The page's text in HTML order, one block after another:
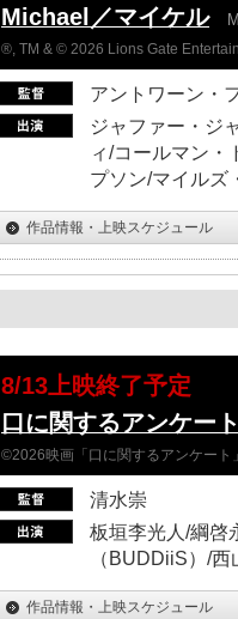
Michael／マイケル
®, TM & © 2026 Lions Gate
アントワーン・
ジャファー・ジ
ィ/コールマン・
プソン/マイルズ
作品情報・上映スケジュール
8/13上映終了予定
口に関するアンケー
©2026映画「口に関するアンケート
清水崇
板垣李光人/綱啓
（BUDDiiS）/
作品情報・上映スケジュール